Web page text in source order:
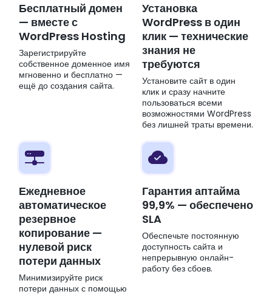
Бесплатный домен
— вместе с
WordPress Hosting
Зарегистрируйте
собственное доменное имя
мгновенно и бесплатно —
ещё до создания сайта.
Установка
WordPress в один
клик — технические
знания не
требуются
Установите сайт в один
клик и сразу начните
пользоваться всеми
возможностями WordPress
без лишней траты времени.
Ежедневное
автоматическое
резервное
копирование —
нулевой риск
потери данных
Минимизируйте риск
потери данных с помощью
Гарантия аптайма
99,9% — обеспечено
SLA
Обеспечьте постоянную
доступность сайта и
непрерывную онлайн-
работу без сбоев.